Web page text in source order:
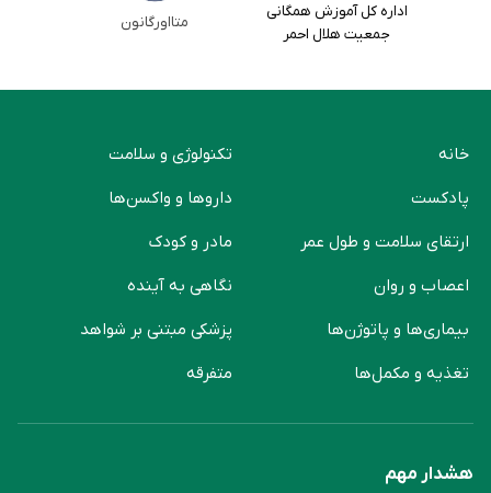
اداره کل آموزش همگانی
جمعیت هلال احمر
متااورگانون
خانه
پادکست
ارتقای سلامت و طول عمر
اعصاب و روان
بیماری‌ها و پاتوژن‌ها
تغذیه و مکمل‌ها
تکنولوژی و سلامت
دارو‌ها و واکسن‌ها
مادر و کودک
نگاهی به آینده
پزشکی مبتنی بر شواهد
متفرقه
هشدار مهم